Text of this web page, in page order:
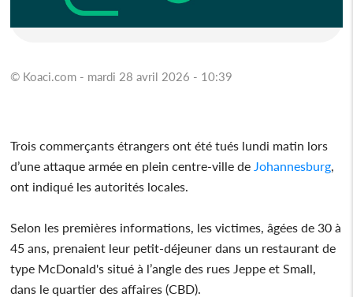
© Koaci.com - mardi 28 avril 2026 - 10:39
Trois commerçants étrangers ont été tués lundi matin lors
d’une attaque armée en plein centre-ville de Johannesburg
ont indiqué les autorités locales.
Selon les premières informations, les victimes, âgées de 30 à
45 ans, prenaient leur petit-déjeuner dans un restaurant de
type McDonald's situé à l’angle des rues Jeppe et Small,
dans le quartier des affaires (CBD).